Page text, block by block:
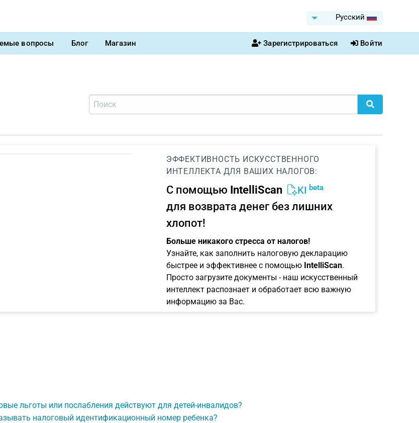
Pусский
вопросы Блог Магазин Зарегистрироваться Войти
ЭФФЕКТИВНОСТЬ ИСКУССТВЕННОГО
ИНТЕЛЛЕКТА ДЛЯ ВАШИХ НАЛОГОВ:
С помощью IntelliScan KI beta
для возврата денег без лишних
хлопот!
Больше никакого стресса от налогов!
Узнайте, как заполнить налоговую декларацию
быстрее и эффективнее с помощью IntelliScan.
Просто загрузите документы - наш искусственный
интеллект распознает и обработает всю важную
информацию за Вас.
льготы или послабления действуют для детей-инвалидов?
налоговый идентификационный номер ребенка?